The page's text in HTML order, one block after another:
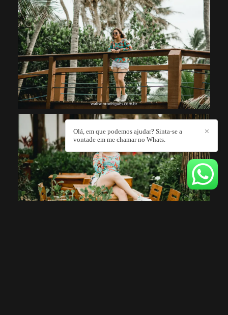
✕
Olá, em que podemos ajudar? Sinta-se a
vontade em me chamar no Whats.